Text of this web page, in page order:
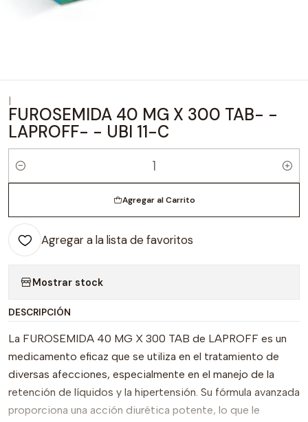
FUROSEMIDA 40 MG X 300 TAB- -
LAPROFF- - UBI 11-C
Cantidad
Agregar al Carrito
Agregar a la lista de favoritos
Mostrar stock
DESCRIPCIÓN
La FUROSEMIDA 40 MG X 300 TAB de LAPROFF es un
medicamento eficaz que se utiliza en el tratamiento de
diversas afecciones, especialmente en el manejo de la
retención de líquidos y la hipertensión. Su fórmula avanzada
proporciona una acción diurética potente, lo que le